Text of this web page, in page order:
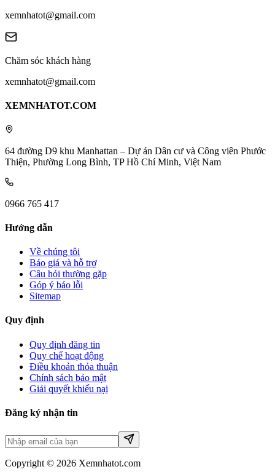
xemnhatot@gmail.com
Chăm sóc khách hàng
xemnhatot@gmail.com
XEMNHATOT.COM
64 đường D9 khu Manhattan – Dự án Dân cư và Công viên Phước
Thiện, Phường Long Bình, TP Hồ Chí Minh, Việt Nam
0966 765 417
Hướng dẫn
Về chúng tôi
Báo giá và hỗ trợ
Câu hỏi thường gặp
Góp ý báo lỗi
Sitemap
Quy định
Quy định đăng tin
Quy chế hoạt động
Điều khoản thỏa thuận
Chính sách bảo mật
Giải quyết khiếu nại
Đăng ký nhận tin
Copyright © 2026 Xemnhatot.com